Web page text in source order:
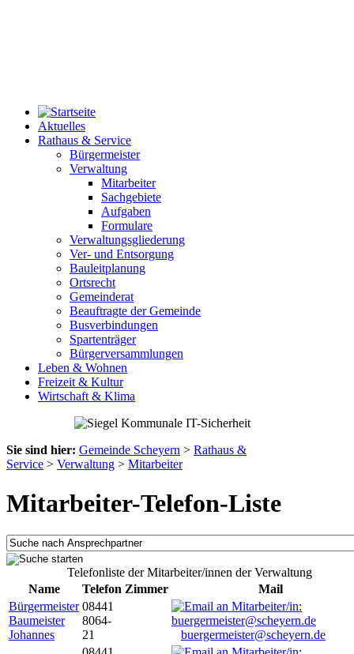
Aktuelles
Rathaus & Service
Bürgermeister
Verwaltung
Mitarbeiter
Sachgebiete
Aufgaben
Formulare
Verwaltungsgliederung
Ver- und Entsorgung
Bauleitplanung
Ortsrecht
Gemeinderat
Beauftragte der Gemeinde
Busverbindungen
Spartenträger
Bürgerversammlungen
Leben & Wohnen
Freizeit & Kultur
Wirtschaft & Klima
Sie sind hier: Gemeinde Scheyern > Rathaus &
Service > Verwaltung > Mitarbeiter
Mitarbeiter-Telefon-Liste
Telefonliste der Mitarbeiter/innen der Verwaltung
Name
Telefon Zimmer
Mail
Bürgermeister
Baumeister
Johannes
08441
8064-
21
buergermeister@scheyern.de